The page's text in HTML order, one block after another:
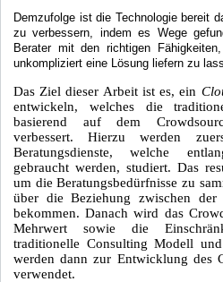
Demzufolge ist die Technologie bereit
zu verbessern, indem es Wege
Berater mit den richtigen
unkompliziert eine Lösung liefern zu
Das Ziel dieser Arbeit ist es, ein
entwickeln, welches die
basierend auf dem
verbessert. Hierzu werden
Beratungsdienste, welche
gebraucht werden, studiert. Das
um die Beratungsbedürfnisse zu
über die Beziehung zwischen
bekommen. Danach wird das
Mehrwert sowie die
traditionelle Consulting Modell
werden dann zur Entwicklung des
verwendet.